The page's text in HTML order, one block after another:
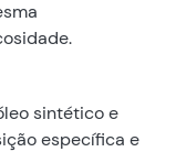
sintético e
específica e